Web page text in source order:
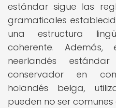
estándar sigue las
gramaticales
una estructura
coherente.
neerlandés
conservador en
holandés belga,
pueden no ser